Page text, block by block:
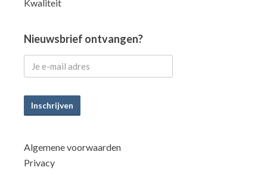
Kwaliteit
Nieuwsbrief ontvangen?
Inschrijven
Algemene voorwaarden
Privacy